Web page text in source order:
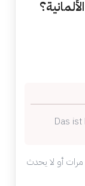
Das ist
أو لا يحدث